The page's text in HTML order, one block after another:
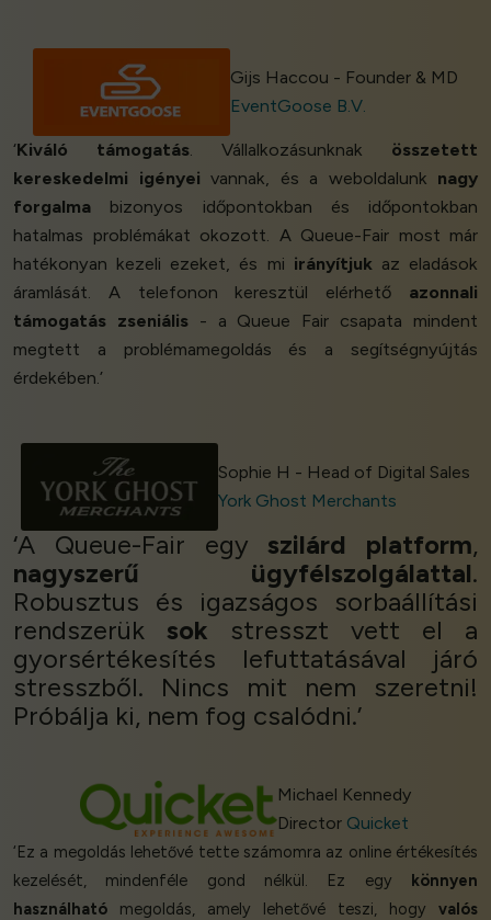
Gijs Haccou - Founder & MD
EventGoose B.V.
‘Kiváló támogatás . Vállalkozásunknak összetett
kereskedelmi igényei vannak, és a weboldalunk nagy
forgalma bizonyos időpontokban és időpontokban
hatalmas problémákat okozott. A Queue-Fair most már
hatékonyan kezeli ezeket, és mi irányítjuk az eladások
áramlását. A telefonon keresztül elérhető azonnali
támogatás zseniális- a Queue Fair csapata mindent
megtett a problémamegoldás és a segítségnyújtás
érdekében.’
Sophie H - Head of Digital Sales
York Ghost Merchants
‘A Queue-Fair egyszilárd platform,
nagyszerű ügyfélszolgálattal.
Robusztus és igazságos sorbaállítási
rendszerük sok stresszt vett el a
gyorsértékesítés lefuttatásával járó
stresszből. Nincs mit nem szeretni!
Próbálja ki, nem fog csalódni.’
Michael Kennedy
Director Quicket
‘Ez a megoldás lehetővé tette számomra az online értékesítés
kezelését, mindenféle gond nélkül. Ez egy könnyen
használható megoldás, amely lehetővé teszi, hogy valós